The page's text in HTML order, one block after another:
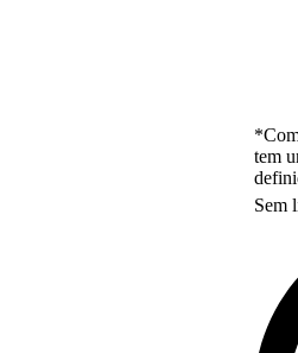
tem
Sem